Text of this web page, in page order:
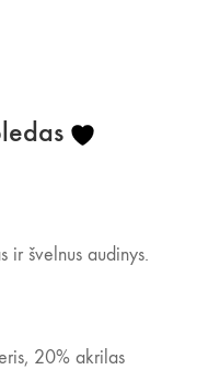
ir švelnus audinys.
20% akrilas